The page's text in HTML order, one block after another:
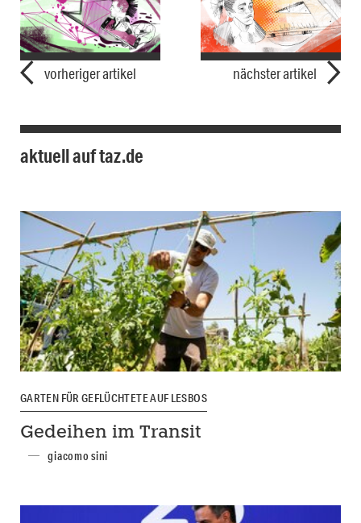
vorheriger artikel nächster artikel
aktuell auf taz.de
GARTEN FÜR GEFLÜCHTETE AUF LESBOS
Gedeihen im Transit
giacomo sini